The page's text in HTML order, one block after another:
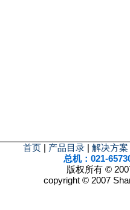
首页 产品目录 解决方案
总机：021-
版权所有 ©
copyright © 2007